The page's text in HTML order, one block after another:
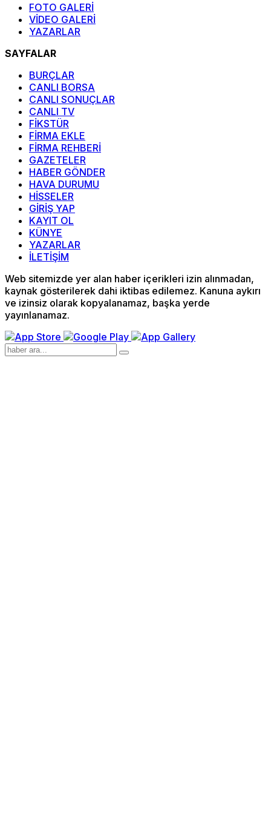
FOTO GALERİ
VİDEO GALERİ
YAZARLAR
SAYFALAR
BURÇLAR
CANLI BORSA
CANLI SONUÇLAR
CANLI TV
FİKSTÜR
FİRMA EKLE
FİRMA REHBERİ
GAZETELER
HABER GÖNDER
HAVA DURUMU
HİSSELER
GİRİŞ YAP
KAYIT OL
KÜNYE
YAZARLAR
İLETİŞİM
Web sitemizde yer alan haber içerikleri izin alınmadan,
kaynak gösterilerek dahi iktibas edilemez. Kanuna aykırı
ve izinsiz olarak kopyalanamaz, başka yerde
yayınlanamaz.